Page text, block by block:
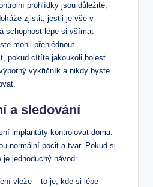
prohlídky jsou důležité,
zjistit, jestli je vše v
schopnost lépe si všímat
mohli přehlédnout.
pokud cítíte jakoukoli bolest
vykřičník a nikdy byste
a sledování
implantáty kontrolovat doma.
normální pocit a tvar. Pokud si
jednoduchý návod:
vleže – to je, kde si lépe